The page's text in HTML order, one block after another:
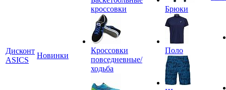
Дисконт
ASICS
Новинки
кроссовки
Кроссовки
повседневные/
ходьба
Брюки
Поло